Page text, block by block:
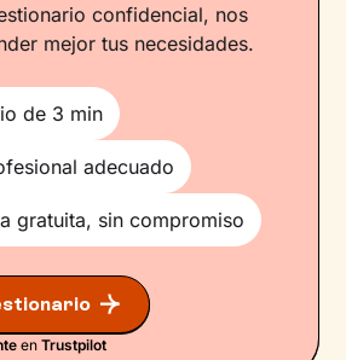
confidencial, nos
mejor tus necesidades.
de 3 min
adecuado
gratuita, sin compromiso
enTrustpilot